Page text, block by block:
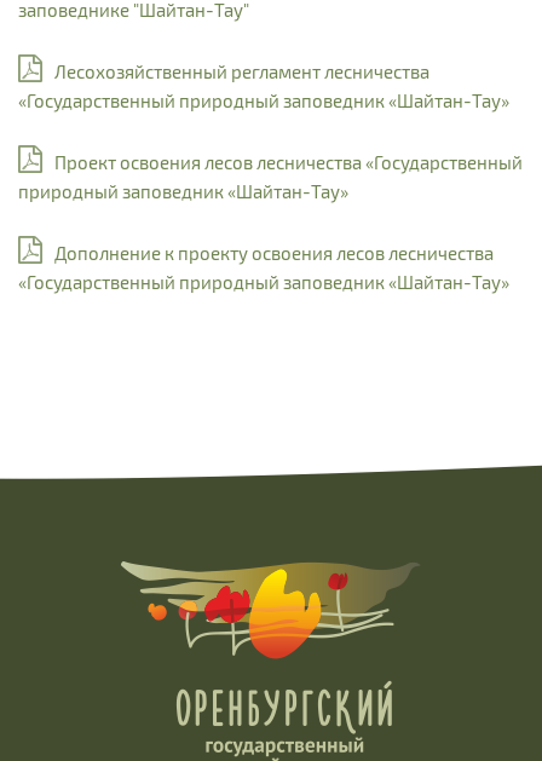
заповеднике "Шайтан-Тау"
Лесохозяйственный регламент лесничества
«Государственный природный заповедник «Шайтан-Тау»
Проект освоения лесов лесничества «Государственный
природный заповедник «Шайтан-Тау»
Дополнение к проекту освоения лесов лесничества
«Государственный природный заповедник «Шайтан-Тау»